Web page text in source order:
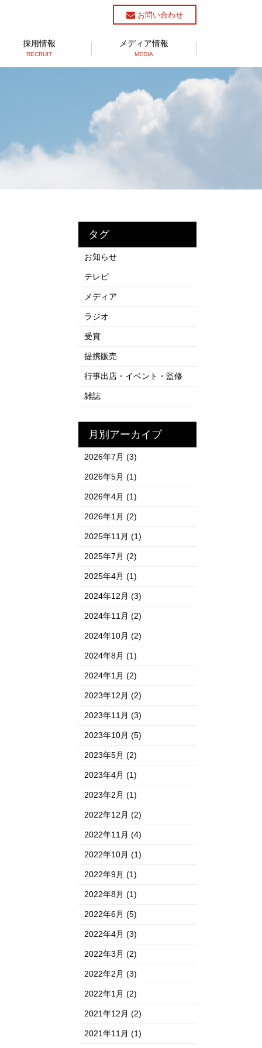
お問い合わせ
採用情報
RECRUIT
メディア情報
MEDIA
タグ
お知らせ
テレビ
メディア
ラジオ
受賞
提携販売
行事出店・イベント・監修
雑誌
月別アーカイブ
2026年7月(3)
2026年5月(1)
2026年4月(1)
2026年1月(2)
2025年11月(1)
2025年7月(2)
2025年4月(1)
2024年12月(3)
2024年11月(2)
2024年10月(2)
2024年8月(1)
2024年1月(2)
2023年12月(2)
2023年11月(3)
2023年10月(5)
2023年5月(2)
2023年4月(1)
2023年2月(1)
2022年12月(2)
2022年11月(4)
2022年10月(1)
2022年9月(1)
2022年8月(1)
2022年6月(5)
2022年4月(3)
2022年3月(2)
2022年2月(3)
2022年1月(2)
2021年12月(2)
2021年11月(1)